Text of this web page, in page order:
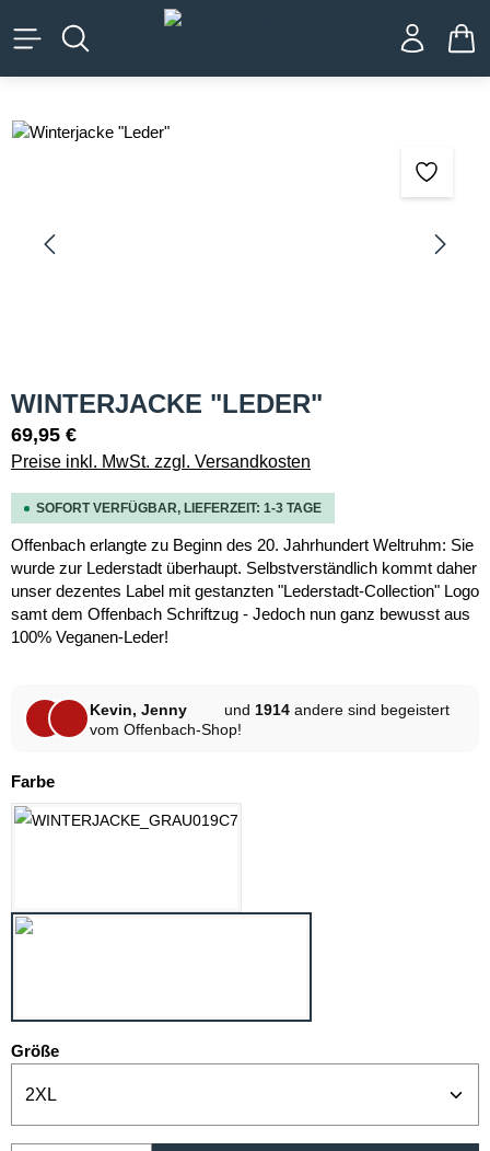
springen
Bildergalerie überspringen
WINTERJACKE "LEDER"
69,95 €
Preise inkl. MwSt. zzgl. Versandkosten
SOFORT VERFÜGBAR, LIEFERZEIT: 1-3 TAGE
Offenbach erlangte zu Beginn des 20. Jahrhundert Weltruhm: Sie
wurde zur Lederstadt überhaupt. Selbstverständlich kommt daher
unser dezentes Label mit gestanzten "Lederstadt-Collection" Logo
samt dem Offenbach Schriftzug - Jedoch nun ganz bewusst aus
100% Veganen-Leder!
Kevin, Jenny und 1914 andere sind begeistert
vom Offenbach-Shop!
Farbeauswählen
Größeauswählen